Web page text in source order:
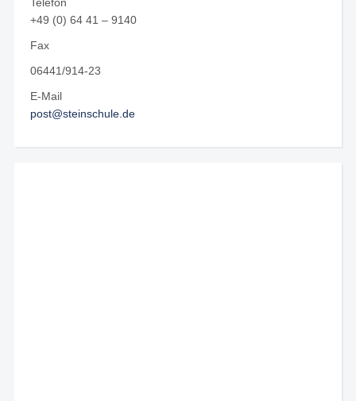
Telefon
+49 (0) 64 41 – 9140
Fax
06441/914-23
E-Mail
post@steinschule.de